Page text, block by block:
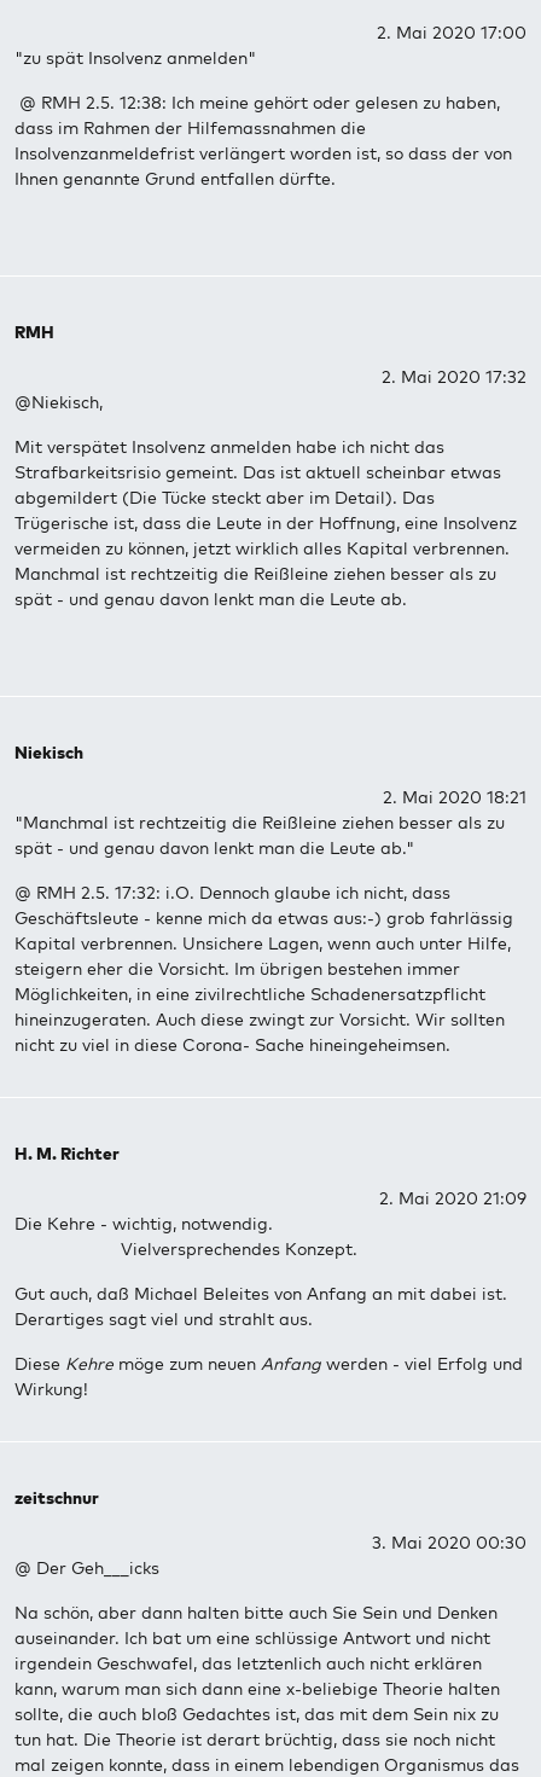
2. Mai 2020 17:00
"zu spät Insolvenz anmelden"
@ RMH 2.5. 12:38: Ich meine gehört oder gelesen zu haben,
dass im Rahmen der Hilfemassnahmen die
Insolvenzanmeldefrist verlängert worden ist, so dass der von
Ihnen genannte Grund entfallen dürfte.
RMH
2. Mai 2020 17:32
@Niekisch,
Mit verspätet Insolvenz anmelden habe ich nicht das
Strafbarkeitsrisio gemeint. Das ist aktuell scheinbar etwas
abgemildert (Die Tücke steckt aber im Detail). Das
Trügerische ist, dass die Leute in der Hoffnung, eine Insolvenz
vermeiden zu können, jetzt wirklich alles Kapital verbrennen.
Manchmal ist rechtzeitig die Reißleine ziehen besser als zu
spät - und genau davon lenkt man die Leute ab.
Niekisch
2. Mai 2020 18:21
"Manchmal ist rechtzeitig die Reißleine ziehen besser als zu
spät - und genau davon lenkt man die Leute ab."
@ RMH 2.5. 17:32: i.O. Dennoch glaube ich nicht, dass
Geschäftsleute - kenne mich da etwas aus:-) grob fahrlässig
Kapital verbrennen. Unsichere Lagen, wenn auch unter Hilfe,
steigern eher die Vorsicht. Im übrigen bestehen immer
Möglichkeiten, in eine zivilrechtliche Schadenersatzpflicht
hineinzugeraten. Auch diese zwingt zur Vorsicht. Wir sollten
nicht zu viel in diese Corona- Sache hineingeheimsen.
H. M. Richter
2. Mai 2020 21:09
Die Kehre - wichtig, notwendig.
Vielversprechendes Konzept.
Gut auch, daß Michael Beleites von Anfang an mit dabei ist.
Derartiges sagt viel und strahlt aus.
Diese Kehre möge zum neuen Anfang werden - viel Erfolg und
Wirkung!
zeitschnur
3. Mai 2020 00:30
@ Der Geh___icks
Na schön, aber dann halten bitte auch Sie Sein und Denken
auseinander. Ich bat um eine schlüssige Antwort und nicht
irgendein Geschwafel, das letztenlich auch nicht erklären
kann, warum man sich dann eine x-beliebige Theorie halten
sollte, die auch bloß Gedachtes ist, das mit dem Sein nix zu
tun hat. Die Theorie ist derart brüchtig, dass sie noch nicht
mal zeigen konnte, dass in einem lebendigen Organismus das